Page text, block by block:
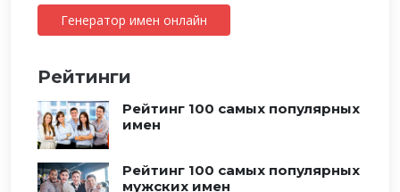
Генератор имен онлайн
Рейтинги
Рейтинг 100 самых популярных
имен
Рейтинг 100 самых популярных
мужских имен